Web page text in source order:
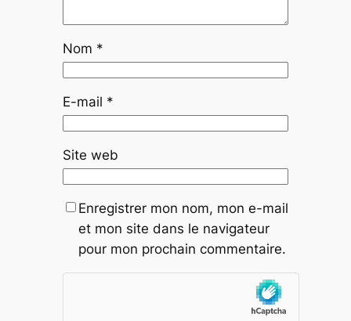
Nom *
E-mail *
Site web
Enregistrer mon nom, mon e-mail
et mon site dans le navigateur
pour mon prochain commentaire.